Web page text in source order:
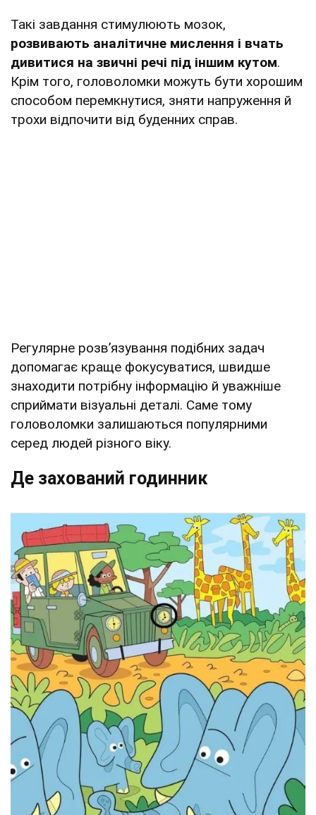
Такі завдання стимулюють мозок,
розвивають аналітичне мислення і вчать
дивитися на звичні речі під іншим кутом.
Крім того, головоломки можуть бути хорошим
способом перемкнутися, зняти напруження й
трохи відпочити від буденних справ.
Регулярне розв’язування подібних задач
допомагає краще фокусуватися, швидше
знаходити потрібну інформацію й уважніше
сприймати візуальні деталі. Саме тому
головоломки залишаються популярними
серед людей різного віку.
Де захований годинник